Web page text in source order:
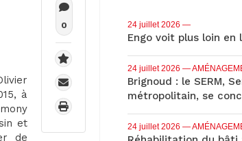
à
et
de
0 24 juillet 2026 —
Engo voit plus loin en
24 juillet 2026 —
Brignoud : le SERM,
métropolitain, se
24 juillet 2026 —